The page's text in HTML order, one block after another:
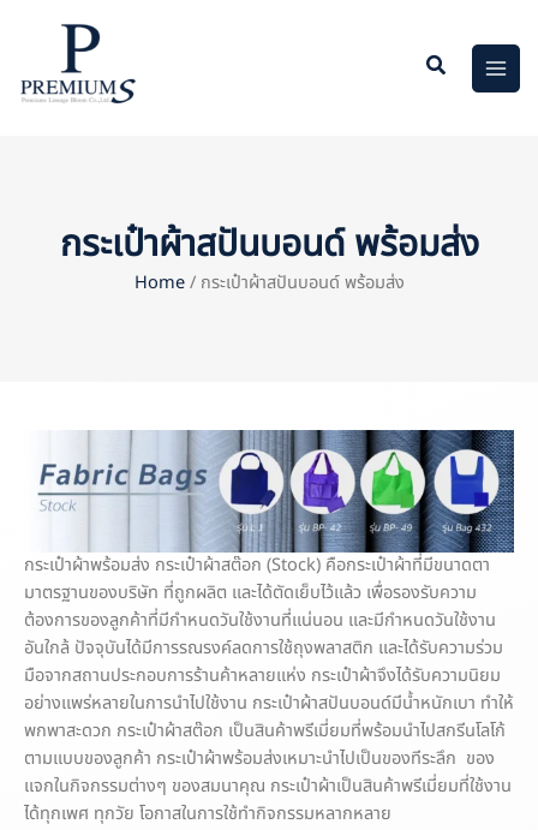
กระเป๋าผ้าสปันบอนด์ พร้อมส่ง
Home/ กระเป๋าผ้าสปันบอนด์ พร้อมส่ง
กระเป๋าผ้าพร้อมส่ง กระเป๋าผ้าสต๊อก (Stock) คือกระเป๋าผ้าที่มีขนาดตา
มาตรฐานของบริษัท ที่ถูกผลิต และได้ตัดเย็บไว้แล้ว เพื่อรองรับความ
ต้องการของลูกค้าที่มีกำหนดวันใช้งานที่แน่นอน และมีกำหนดวันใช้งาน
อันใกล้ ปัจจุบันได้มีการรณรงค์ลดการใช้ถุงพลาสติก และได้รับความร่วม
มือจากสถานประกอบการร้านค้าหลายแห่ง กระเป๋าผ้าจึงได้รับความนิยม
อย่างแพร่หลายในการนำไปใช้งาน กระเป๋าผ้าสปันบอนด์มีน้ำหนักเบา ทำให้
พกพาสะดวก กระเป๋าผ้าสต๊อก เป็นสินค้าพรีเมี่ยมที่พร้อมนำไปสกรีนโลโก้
ตามแบบของลูกค้า กระเป๋าผ้าพร้อมส่งเหมาะนำไปเป็นของทีระลึก ของ
แจกในกิจกรรมต่างๆ ของสมนาคุณ กระเป๋าผ้าเป็นสินค้าพรีเมี่ยมที่ใช้งาน
ได้ทุกเพศ ทุกวัย โอกาสในการใช้ทำกิจกรรมหลากหลาย